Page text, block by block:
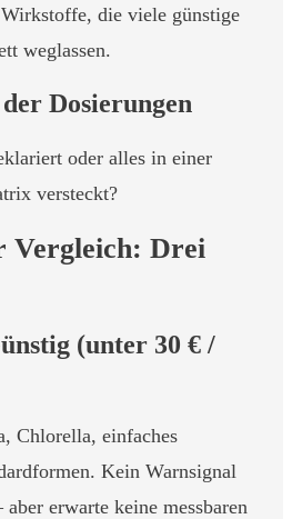
die viele günstige
weglassen.
Dosierungen
oder alles in einer
versteckt?
Vergleich: Drei
(unter 30 € /
Chlorella, einfaches
Kein Warnsignal
erwarte keine messbaren